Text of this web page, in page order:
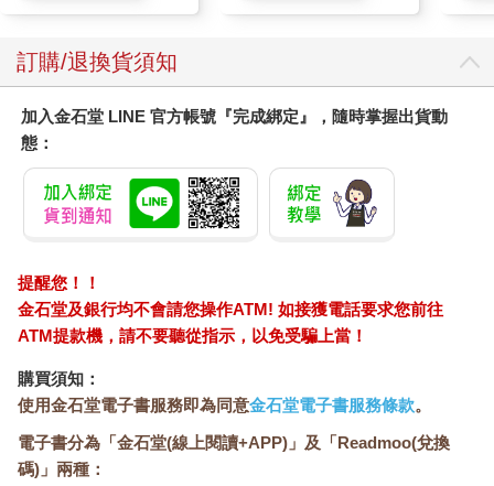
訂購/退換貨須知
加入金石堂 LINE 官方帳號『完成綁定』，隨時掌握出貨動
態：
提醒您！！
金石堂及銀行均不會請您操作ATM! 如接獲電話要求您前往
ATM提款機，請不要聽從指示，以免受騙上當！
購買須知：
使用金石堂電子書服務即為同意金石堂電子書服務條款。
電子書分為「金石堂(線上閱讀+APP)」及「Readmoo(兌換
碼)」兩種：